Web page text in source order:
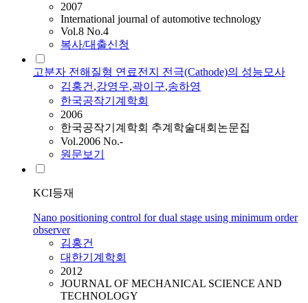
2007
International journal of automotive technology
Vol.8 No.4
복사/대출신청
고분자 전해질형 연료전지 전극(Cathode)의 성능모사
김홍건,강영우,곽이구,송하영
한국공작기계학회
2006
한국공작기계학회 추계학술대회논문집
Vol.2006 No.-
원문보기
KCI등재
Nano positioning control for dual stage using minimum order
observer
김홍건
대한기계학회
2012
JOURNAL OF MECHANICAL SCIENCE AND
TECHNOLOGY